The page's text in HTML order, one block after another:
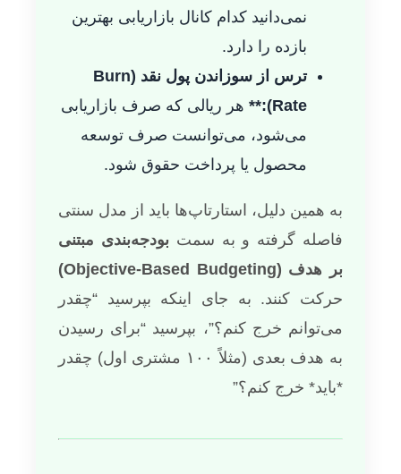
نمی‌دانید کدام کانال بازاریابی بهترین
بازده را دارد.
ترس از سوزاندن پول نقد (Burn
Rate):**
هر ریالی که صرف بازاریابی
می‌شود، می‌توانست صرف توسعه
محصول یا پرداخت حقوق شود.
به همین دلیل، استارتاپ‌ها باید از مدل سنتی
فاصله گرفته و به سمتبودجه‌بندی مبتنی
بر هدف (Objective-Based Budgeting)
حرکت کنند. به جای اینکه بپرسید “چقدر
می‌توانم خرج کنم؟”، بپرسید “برای رسیدن
به هدف بعدی (مثلاً ۱۰۰ مشتری اول) چقدر
*باید* خرج کنم؟”